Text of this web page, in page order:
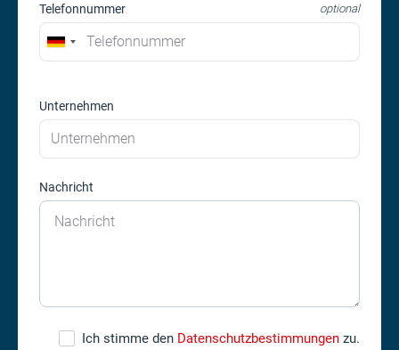
Telefonnummer optional
Unternehmen
Nachricht
Ich stimme den Datenschutzbestimmungen zu.